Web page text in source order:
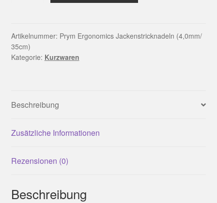
35cm)
Menge
Artikelnummer: Prym Ergonomics Jackenstricknadeln (4,0mm/
35cm)
Kategorie: Kurzwaren
Beschreibung
Zusätzliche Informationen
Rezensionen (0)
Beschreibung